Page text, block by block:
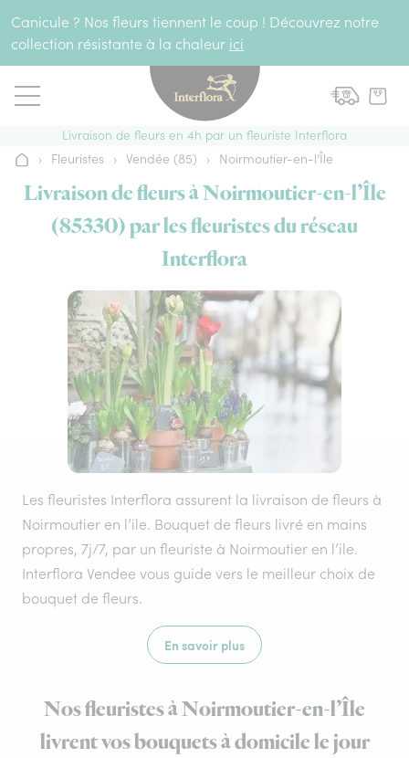
Canicule ? Nos fleurs tiennent le coup ! Découvrez notre
collection résistante à la chaleur ici
Livraison de fleurs en 4h par un fleuriste Interflora
Accueil
› Fleuristes › Vendée (85) › Noirmoutier-en-l’Île
Livraison de fleurs à Noirmoutier-en-l’Île
(85330) par les fleuristes du réseau
Interflora
Les fleuristes Interflora assurent la livraison de fleurs à
Noirmoutier en l’ile. Bouquet de fleurs livré en mains
propres, 7j/7, par un fleuriste à Noirmoutier en l’ile.
Interflora Vendee vous guide vers le meilleur choix de
bouquet de fleurs.
En savoir plus
Nos fleuristes à Noirmoutier-en-l’Île
livrent vos bouquets à domicile le jour